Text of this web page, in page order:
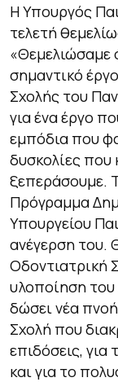
Η Υπουργός
τελετή
«Θεμελιώσαμε
σημαντικό
Σχολής του
για ένα έργο
εμπόδια που
δυσκολίες που
ξεπεράσουμε.
Πρόγραμμα
Υπουργείου
ανέγερση του.
Οδοντιατρική
υλοποίηση
δώσει νέα
Σχολή που
επιδόσεις,
και για το